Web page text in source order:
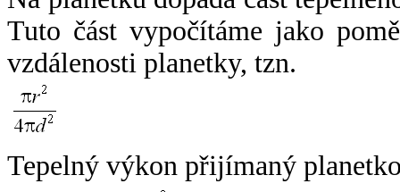
Tuto část vypočítáme jako
vzdálenosti planetky, tzn.
Tepelný výkon přijímaný